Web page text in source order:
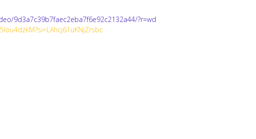
9d3a7c39b7faec2eba7f6e92c2132a44/?r=wd